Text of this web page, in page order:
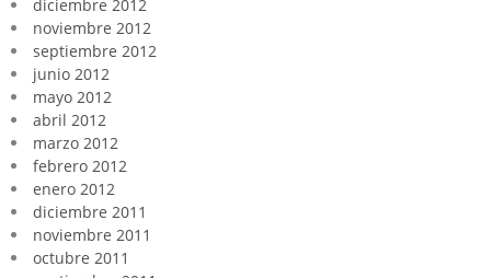
diciembre 2012
noviembre 2012
septiembre 2012
junio 2012
mayo 2012
abril 2012
marzo 2012
febrero 2012
enero 2012
diciembre 2011
noviembre 2011
octubre 2011